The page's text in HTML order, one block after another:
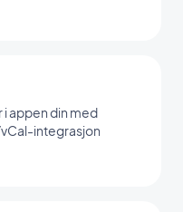
i appen din med
integrasjon